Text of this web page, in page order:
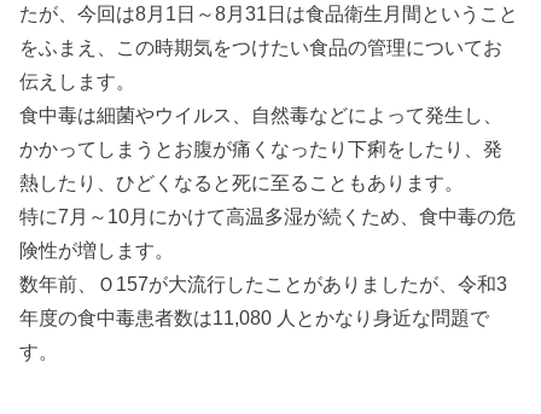
たが、今回は8月1日～8月31日は食品衛生月間ということ
をふまえ、この時期気をつけたい食品の管理についてお
伝えします。
食中毒は細菌やウイルス、自然毒などによって発生し、
かかってしまうとお腹が痛くなったり下痢をしたり、発
熱したり、ひどくなると死に至ることもあります。
特に7月～10月にかけて高温多湿が続くため、食中毒の危
険性が増します。
数年前、Ｏ157が大流行したことがありましたが、令和3
年度の食中毒患者数は11,080 人とかなり身近な問題で
す。